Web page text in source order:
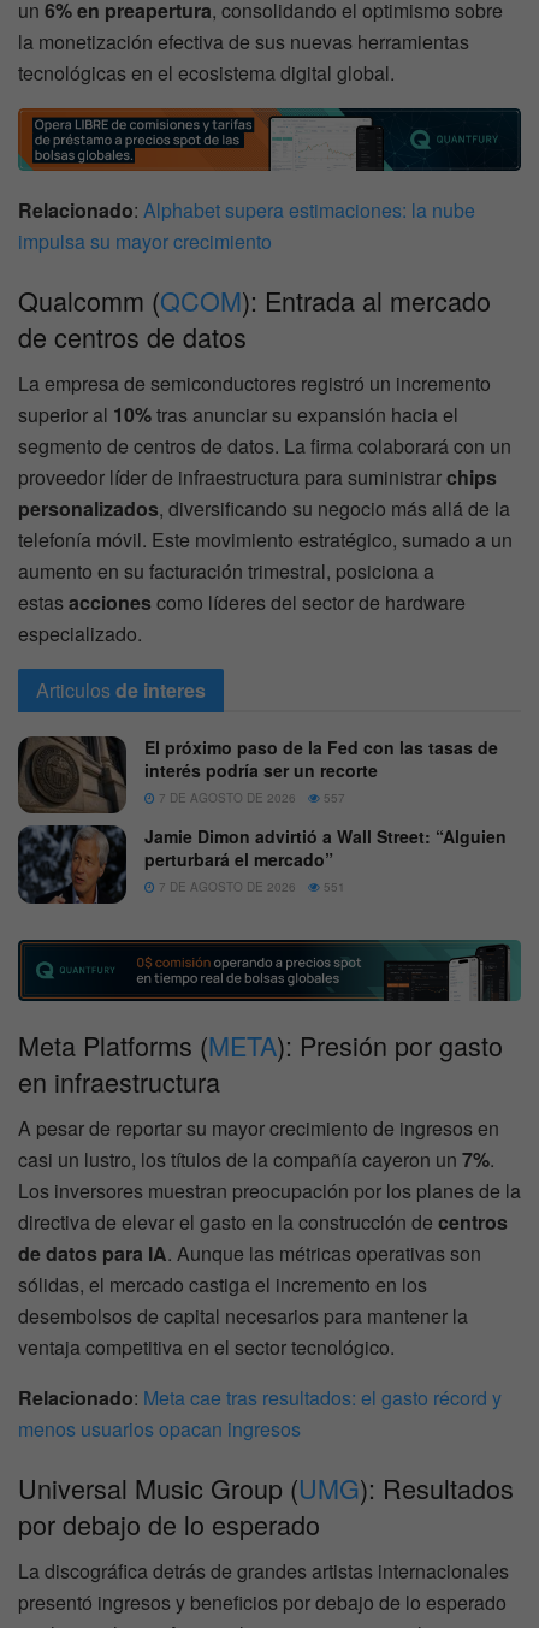
un 6% en preapertura, consolidando el optimismo sobre
la monetización efectiva de sus nuevas herramientas
tecnológicas en el ecosistema digital global.
Relacionado: Alphabet supera estimaciones: la nube
impulsa su mayor crecimiento
Qualcomm (QCOM): Entrada al mercado
de centros de datos
La empresa de semiconductores registró un incremento
superior al 10%tras anunciar su expansión hacia el
segmento de centros de datos. La firma colaborará con un
proveedor líder de infraestructura para suministrarchips
personalizados, diversificando su negocio más allá de la
telefonía móvil. Este movimiento estratégico, sumado a un
aumento en su facturación trimestral, posiciona a
estasacciones como líderes del sector de hardware
especializado.
Articulosde interes
El próximo paso de la Fed con las tasas de
interés podría ser un recorte
7 DE AGOSTO DE 2026 557
Jamie Dimon advirtió a Wall Street: “Alguien
perturbará el mercado”
7 DE AGOSTO DE 2026 551
Meta Platforms (META): Presión por gasto
en infraestructura
A pesar de reportar su mayor crecimiento de ingresos en
casi un lustro, los títulos de la compañía cayeron un 7%.
Los inversores muestran preocupación por los planes de la
directiva de elevar el gasto en la construcción de centros
de datos para IA. Aunque las métricas operativas son
sólidas, el mercado castiga el incremento en los
desembolsos de capital necesarios para mantener la
ventaja competitiva en el sector tecnológico.
Relacionado: Meta cae tras resultados: el gasto récord y
menos usuarios opacan ingresos
Universal Music Group (UMG): Resultados
por debajo de lo esperado
La discográfica detrás de grandes artistas internacionales
presentó ingresos y beneficios por debajo de lo esperado